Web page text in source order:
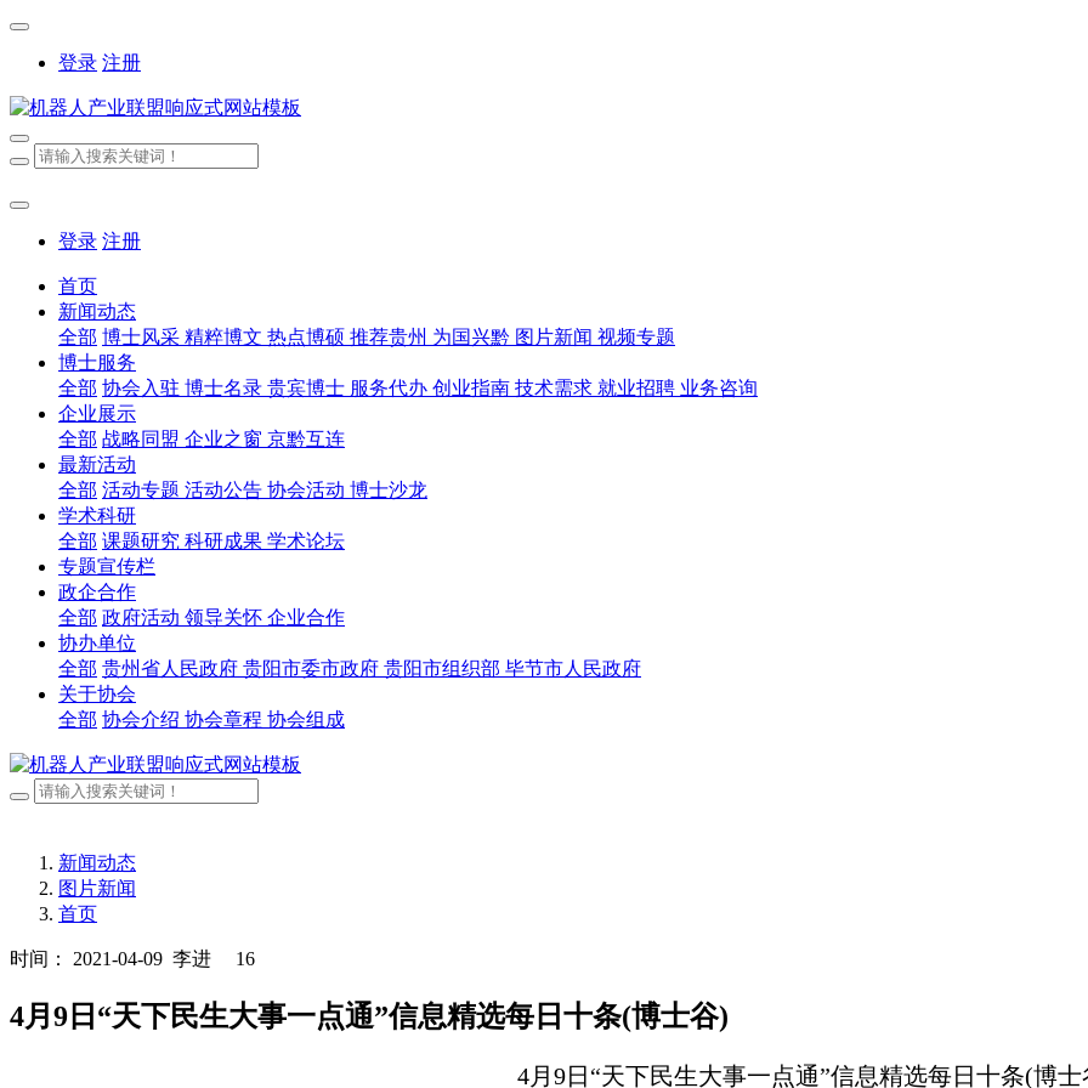
登录 注册
登录 注册
首页
新闻动态
全部 博士风采 精粹博文 热点博硕 推荐贵州 为国兴黔 图片新闻 视频专题
博士服务
全部 协会入驻 博士名录 贵宾博士 服务代办 创业指南 技术需求 就业招聘 业务咨询
企业展示
全部 战略同盟 企业之窗 京黔互连
最新活动
全部 活动专题 活动公告 协会活动 博士沙龙
学术科研
全部 课题研究 科研成果 学术论坛
专题宣传栏
政企合作
全部 政府活动 领导关怀 企业合作
协办单位
全部 贵州省人民政府 贵阳市委市政府 贵阳市组织部 毕节市人民政府
关于协会
全部 协会介绍 协会章程 协会组成
新闻动态
图片新闻
首页
时间： 2021-04-09 李进 16
4月9日“天下民生大事一点通”信息精选每日十条(博士谷)
4月9日“天下民生大事一点通”信息精选每日十条(博士